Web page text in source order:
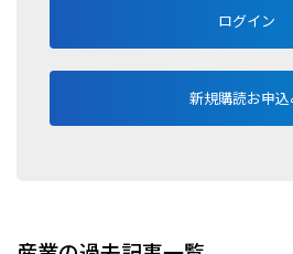
ログイン
新規購読お申